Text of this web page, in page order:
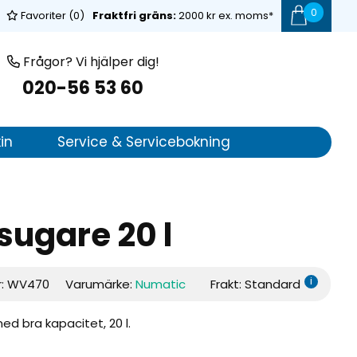
0
Fraktfri gräns:2000 kr ex. moms*
Favoriter (0)
Frågor? Vi hjälper dig!
020-56 53 60
Service & Servicebokning
20 l
WV470 Varumärke:Numatic Frakt: Standard i
bra kapacitet, 20 l.